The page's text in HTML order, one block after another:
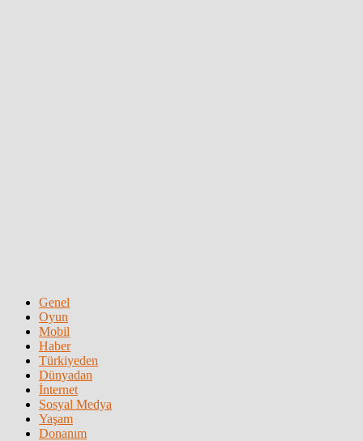
Genel
Oyun
Mobil
Haber
Türkiyeden
Dünyadan
İnternet
Sosyal Medya
Yaşam
Donanım